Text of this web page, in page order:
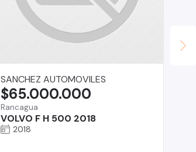
SANCHEZ AUTOMOVILES
Rancagua
VOLVO F H 500 2018
$65.000.000
2018